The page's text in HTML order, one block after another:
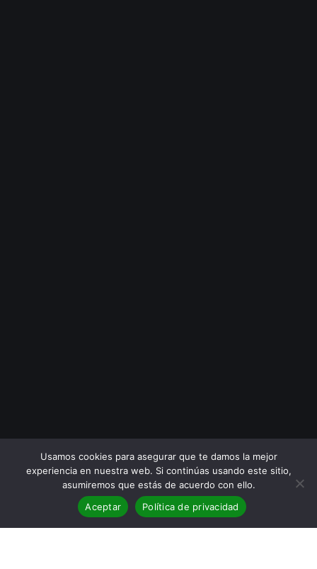
Usamos cookies para asegurar que te damos la mejor
experiencia en nuestra web. Si continúas usando este sitio,
asumiremos que estás de acuerdo con ello.
Aceptar
Política de privacidad